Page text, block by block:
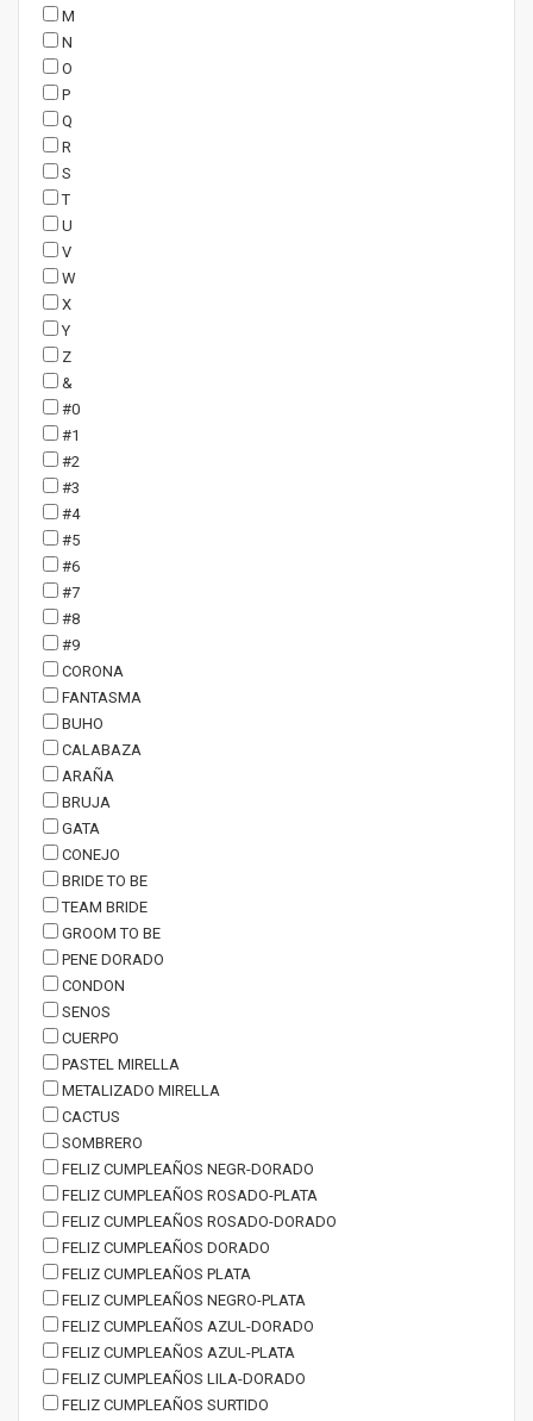
M
N
O
P
Q
R
S
T
U
V
W
X
Y
Z
&
#0
#1
#2
#3
#4
#5
#6
#7
#8
#9
CORONA
FANTASMA
BUHO
CALABAZA
ARAÑA
BRUJA
GATA
CONEJO
BRIDE TO BE
TEAM BRIDE
GROOM TO BE
PENE DORADO
CONDON
SENOS
CUERPO
PASTEL MIRELLA
METALIZADO MIRELLA
CACTUS
SOMBRERO
FELIZ CUMPLEAÑOS NEGR-DORADO
FELIZ CUMPLEAÑOS ROSADO-PLATA
FELIZ CUMPLEAÑOS ROSADO-DORADO
FELIZ CUMPLEAÑOS DORADO
FELIZ CUMPLEAÑOS PLATA
FELIZ CUMPLEAÑOS NEGRO-PLATA
FELIZ CUMPLEAÑOS AZUL-DORADO
FELIZ CUMPLEAÑOS AZUL-PLATA
FELIZ CUMPLEAÑOS LILA-DORADO
FELIZ CUMPLEAÑOS SURTIDO